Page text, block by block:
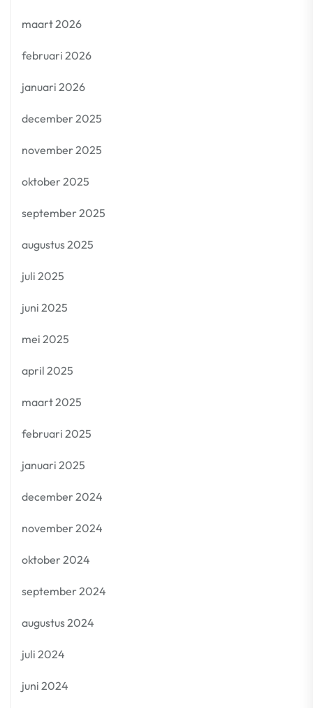
maart 2026
februari 2026
januari 2026
december 2025
november 2025
oktober 2025
september 2025
augustus 2025
juli 2025
juni 2025
mei 2025
april 2025
maart 2025
februari 2025
januari 2025
december 2024
november 2024
oktober 2024
september 2024
augustus 2024
juli 2024
juni 2024